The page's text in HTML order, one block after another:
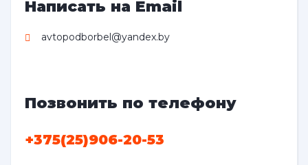
Написать на Email
avtopodborbel@yandex.by
Позвонить по телефону
+375(25)906-20-53